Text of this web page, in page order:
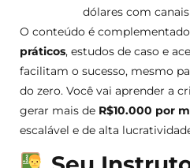
dólares com
O conteúdo é
práticos, estudos de caso e
facilitam o sucesso, mesmo
do zero. Você vai aprender a
gerar mais de R$10.000 por
escalável e de alta